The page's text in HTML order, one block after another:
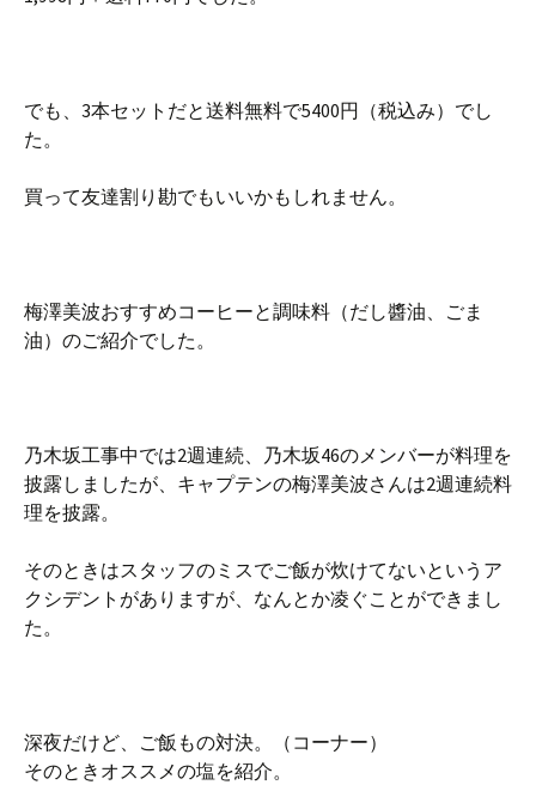
でも、3本セットだと送料無料で5400円（税込み）でし
た。
買って友達割り勘でもいいかもしれません。
梅澤美波おすすめコーヒーと調味料（だし醬油、ごま
油）のご紹介でした。
乃木坂工事中では2週連続、乃木坂46のメンバーが料理を
披露しましたが、キャプテンの梅澤美波さんは2週連続料
理を披露。
そのときはスタッフのミスでご飯が炊けてないというア
クシデントがありますが、なんとか凌ぐことができまし
た。
深夜だけど、ご飯もの対決。（コーナー）
そのときオススメの塩を紹介。